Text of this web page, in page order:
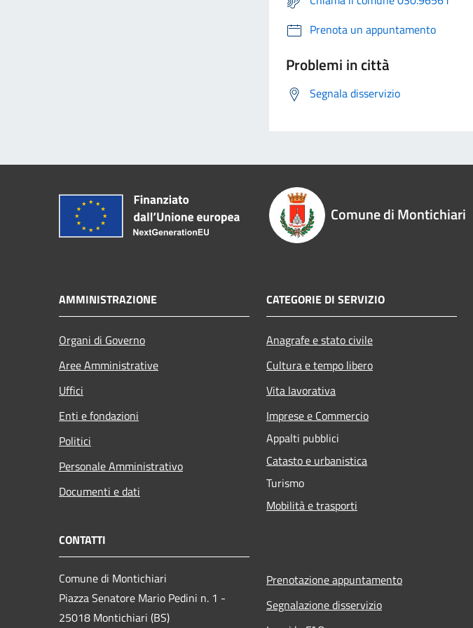
Prenota un appuntamento
Problemi in città
Segnala disservizio
Comune di Montichiari
AMMINISTRAZIONE
Organi di Governo
Aree Amministrative
Uffici
Enti e fondazioni
Politici
Personale Amministrativo
Documenti e dati
CATEGORIE DI SERVIZIO
Anagrafe e stato civile
Cultura e tempo libero
Vita lavorativa
Imprese e Commercio
Appalti pubblici
Catasto e urbanistica
Turismo
Mobilità e trasporti
CONTATTI
Comune di Montichiari
Piazza Senatore Mario Pedini n. 1 -
25018 Montichiari (BS)
Prenotazione appuntamento
Segnalazione disservizio